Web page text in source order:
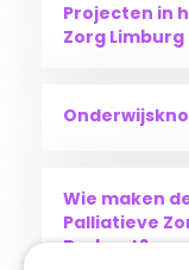
Projecten in
Zorg
Wie maken
Palliatieve
Brabant?